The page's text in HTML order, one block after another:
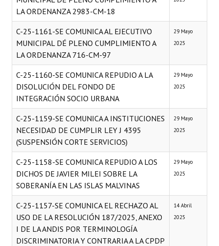
LA ORDENANZA 2983-CM-18
C-25-1161-SE COMUNICA AL EJECUTIVO
MUNICIPAL DÉ PLENO CUMPLIMIENTO A
LA ORDENANZA 716-CM-97
29 Mayo
2025
C-25-1160-SE COMUNICA REPUDIO A LA
DISOLUCIÓN DEL FONDO DE
INTEGRACIÓN SOCIO URBANA
29 Mayo
2025
C-25-1159-SE COMUNICA A INSTITUCIONES
NECESIDAD DE CUMPLIR LEY J 4395
(SUSPENSIÓN CORTE SERVICIOS)
29 Mayo
2025
C-25-1158-SE COMUNICA REPUDIO A LOS
DICHOS DE JAVIER MILEI SOBRE LA
SOBERANÍA EN LAS ISLAS MALVINAS
29 Mayo
2025
C-25-1157-SE COMUNICA EL RECHAZO AL
USO DE LA RESOLUCIÓN 187/2025, ANEXO
I DE LA ANDIS POR TERMINOLOGÍA
DISCRIMINATORIA Y CONTRARIA A LA CPDP
14 Abril
2025